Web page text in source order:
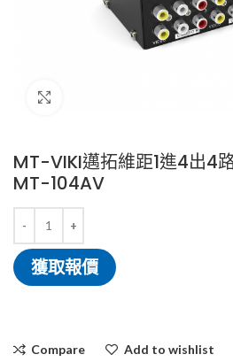
MT-VIKI邁拓維距1進4出4
MT-104AV
獲取報價
Compare Add to wishlist